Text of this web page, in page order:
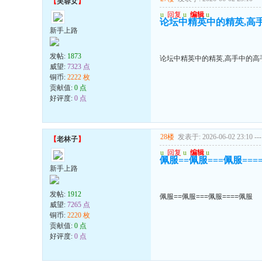
新手上路
发帖: 1873
威望: 7323 点
铜币: 2222 枚
贡献值: 0 点
好评度: 0 点
u 回复 u 编辑 u
论坛中精英中的精英,高
论坛中精英中的精英,高手中的高
【老林子】
新手上路
发帖: 1912
威望: 7265 点
铜币: 2220 枚
贡献值: 0 点
好评度: 0 点
28楼 发表于: 2026-06-02 23:10 ---
u 回复 u 编辑 u
佩服==佩服===佩服
佩服==佩服===佩服====佩服